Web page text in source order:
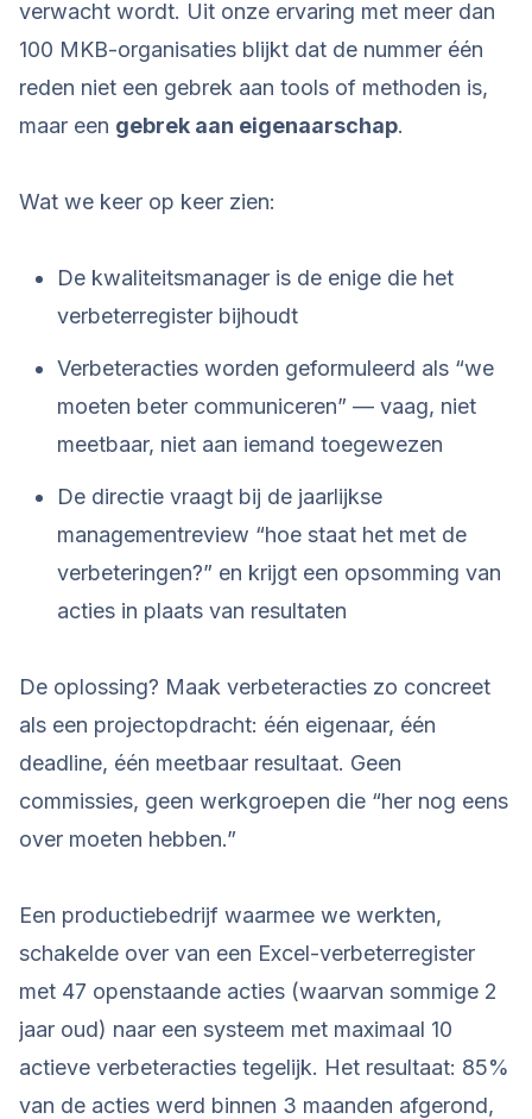
verwacht wordt. Uit onze ervaring met meer dan
100 MKB-organisaties blijkt dat de nummer één
reden niet een gebrek aan tools of methoden is,
maar een gebrek aan eigenaarschap.
Wat we keer op keer zien:
De kwaliteitsmanager is de enige die het
verbeterregister bijhoudt
Verbeteracties worden geformuleerd als “we
moeten beter communiceren” — vaag, niet
meetbaar, niet aan iemand toegewezen
De directie vraagt bij de jaarlijkse
managementreview “hoe staat het met de
verbeteringen?” en krijgt een opsomming van
acties in plaats van resultaten
De oplossing? Maak verbeteracties zo concreet
als een projectopdracht: één eigenaar, één
deadline, één meetbaar resultaat. Geen
commissies, geen werkgroepen die “her nog eens
over moeten hebben.”
Een productiebedrijf waarmee we werkten,
schakelde over van een Excel-verbeterregister
met 47 openstaande acties (waarvan sommige 2
jaar oud) naar een systeem met maximaal 10
actieve verbeteracties tegelijk. Het resultaat: 85%
van de acties werd binnen 3 maanden afgerond,